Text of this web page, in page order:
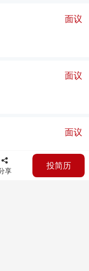
面议
面议
面议
享 投简历